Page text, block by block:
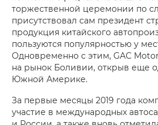
торжественной церемонии по
присутствовал сам президент
продукция китайского
пользуются популярностью у
Одновременно с этим, GAC
на рынок Боливии, открыв еще
Южной Америке.
За первые месяцы 2019 года
участие в международных